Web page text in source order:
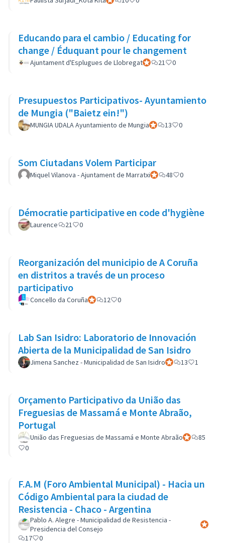
Educando para el cambio / Educating for
change / Éduquant pour le changement
Ajuntament d'Esplugues de LlobregatParticipant officiel
21 0
Presupuestos Participativos- Ayuntamiento
de Mungia ("Baietz ein!")
MUNGIA UDALA Ayuntamiento de MungiaParticipant officiel
13 0
Som Ciutadans Volem Participar
Miquel Vilanova - Ajuntament de MarratxiParticipant officiel
48 0
Démocratie participative en code d'hygiène
Laurence 21 0
Reorganización del municipio de A Coruña
en distritos a través de un proceso
participativo
Concello da CoruñaParticipant officiel
12 0
Lab San Isidro: Laboratorio de Innovación
Abierta de la Municipalidad de San Isidro
Jimena Sanchez - Municipalidad de San IsidroParticipant officiel
13 1
Orçamento Participativo da União das
Freguesias de Massamá e Monte Abraão,
Portugal
União das Freguesias de Massamá e Monte AbraãoParticipant
85
0
F.A.M (Foro Ambiental Municipal) - Hacia un
Código Ambiental para la ciudad de
Resistencia - Chaco - Argentina
Pablo A. Alegre - Municipalidad de Resistencia -
Presidencia del Consejo
17
0